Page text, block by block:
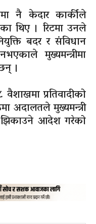
नै केदार कार्कीले
थिए । रिटमा उनले
बदर र संविधान
मुख्यमन्त्रीमा
।
प्रतिवादीको
अदालतले मुख्यमन्त्री
झिकाउने आदेश गरेको